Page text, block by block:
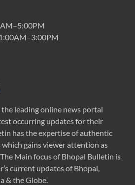
leading online news portal
occurring updates for their
has the expertise of authentic
gains viewer attention as
Main focus of Bhopal Bulletin is
current updates of Bhopal,
& the Globe.